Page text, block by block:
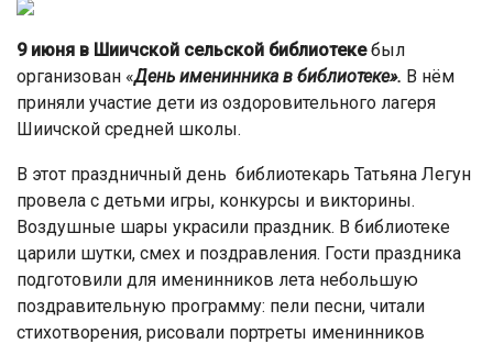
9 июня в Шиичской сельской библиотекебыл
организован «День именинника в библиотеке». В нём
приняли участие дети из оздоровительного лагеря
Шиичской средней школы.
В этот праздничный день библиотекарь Татьяна Легун
провела с детьми игры, конкурсы и викторины.
Воздушные шары украсили праздник. В библиотеке
царили шутки, смех и поздравления. Гости праздника
подготовили для именинников лета небольшую
поздравительную программу: пели песни, читали
стихотворения, рисовали портреты именинников